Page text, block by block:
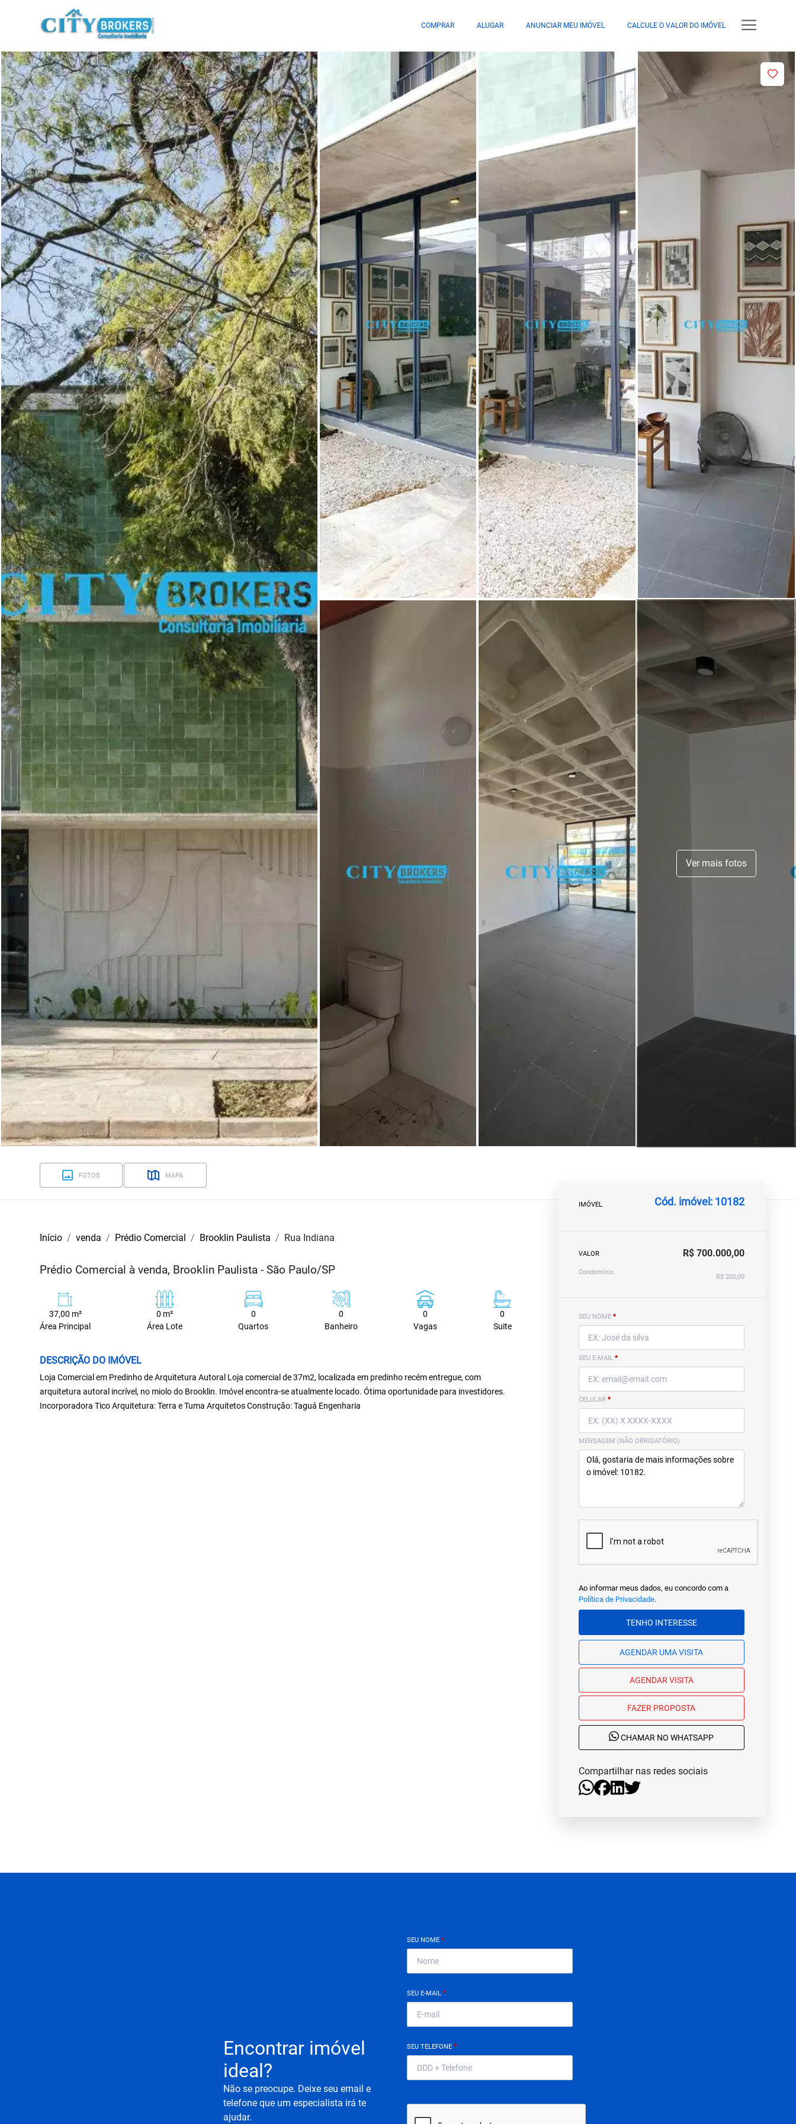
COMPRAR ALUGAR ANUNCIAR MEU IMÓVEL CALCULE O VALOR DO IMÓVEL
Ver mais fotos
FOTOS MAPA
Início venda Prédio Comercial Brooklin Paulista Rua Indiana
Prédio Comercial à venda, Brooklin Paulista - São Paulo/SP
37,00 m²
Área Principal
0 m²
Área Lote
0
Quartos
0
Banheiro
0
Vagas
0
Suite
DESCRIÇÃO DO IMÓVEL
Loja Comercial em Predinho de Arquitetura Autoral Loja comercial de 37m2, localizada em predinho recém entregue, com
arquitetura autoral incrível, no miolo do Brooklin. Imóvel encontra-se atualmente locado. Ótima oportunidade para investidores.
Incorporadora Tico Arquitetura: Terra e Tuma Arquitetos Construção: Taguá Engenharia
IMÓVEL Cód. imóvel: 10182
VALOR R$ 700.000,00
Condomínio
R$ 200,00
SEU NOME *
SEU E-MAIL *
CELULAR *
MENSAGEM (NÃO OBRIGATÓRIO)
Ao informar meus dados, eu concordo com a
Política de Privacidade.
TENHO INTERESSE
AGENDAR UMA VISITA
AGENDAR VISITA
FAZER PROPOSTA
CHAMAR NO WHATSAPP
Compartilhar nas redes sociais
Encontrar imóvel
ideal?
Não se preocupe. Deixe seu email e
telefone que um especialista irá te
ajudar.
SEU NOME *
SEU E-MAIL *
SEU TELEFONE *